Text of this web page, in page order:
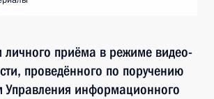
личного приёма в режиме видео-
проведённого по поручению
Управления информационного